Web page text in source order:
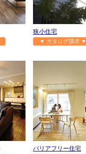
狭小住宅
▼ カタログ請求 ▼
バリアフリー住宅